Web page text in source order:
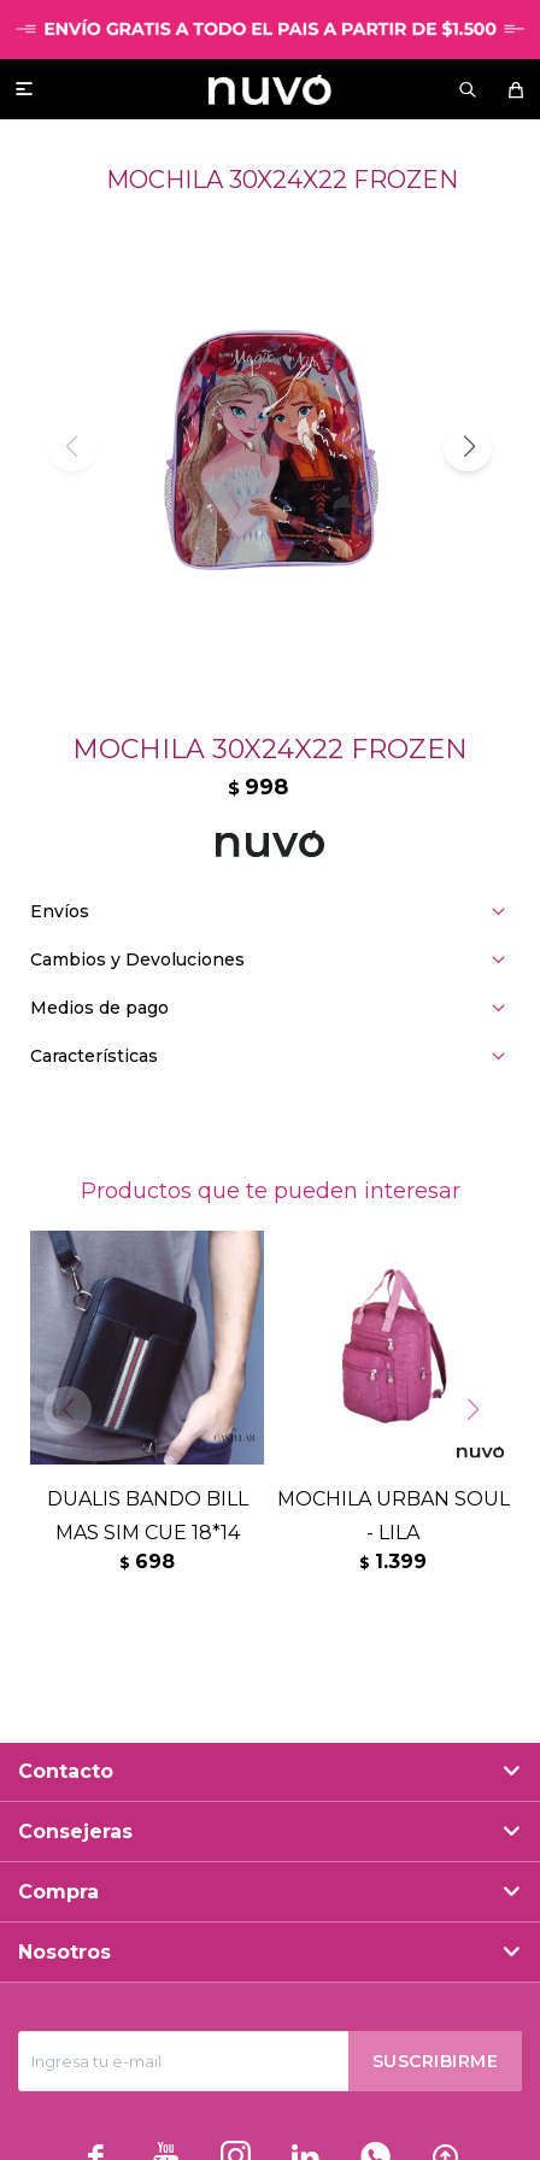

MOCHILA 30X24X22 FROZEN
MOCHILA 30X24X22 FROZEN
$ 998
Envíos
Cambios y Devoluciones
Medios de pago
Características
Productos que te pueden interesar
DUALIS BANDO BILL
MAS SIM CUE 18*14
$ 698
MOCHILA URBAN SOUL
- LILA
$ 1.399
SUSCRIBIRME
Contacto
Consejeras
Compra
Nosotros